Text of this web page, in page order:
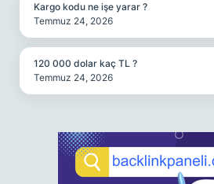
Kargo kodu ne işe yarar ?
Temmuz 24, 2026
120 000 dolar kaç TL ?
Temmuz 24, 2026